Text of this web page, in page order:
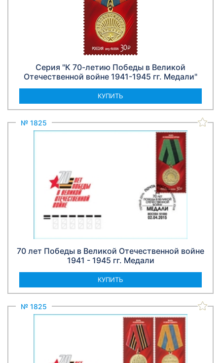
Серия "К 70-летию Победы в Великой
Отечественной войне 1941-1945 гг. Медали"
КУПИТЬ
№ 1825
70 лет Победы в Великой Отечественной войне
1941 - 1945 гг. Медали
КУПИТЬ
№ 1825